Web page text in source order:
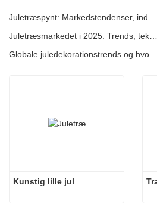
Kunstig lille jul